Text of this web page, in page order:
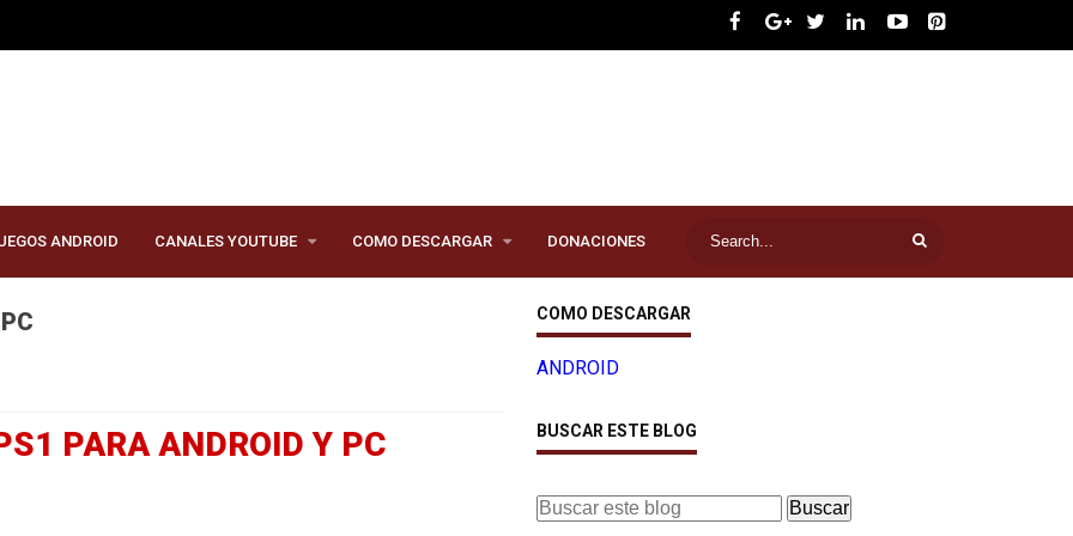
ANDROID CANALES YOUTUBE COMO DESCARGAR DONACIONES
PARA ANDROID Y PC
COMO DESCARGAR
ANDROID
BUSCAR ESTE BLOG